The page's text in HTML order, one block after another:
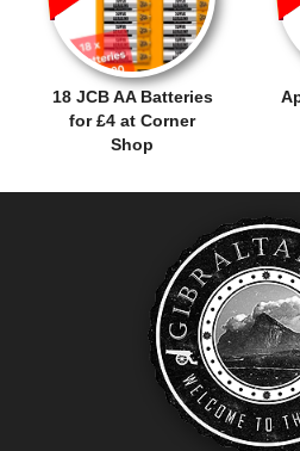
18 JCB AA Batteries
for £4 at Corner
Shop